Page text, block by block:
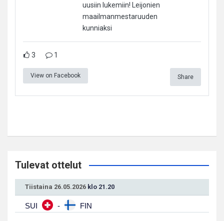
uusiin lukemiin! Leijonien
maailmanmestaruuden
kunniaksi
3 1
View on Facebook Share
Tulevat ottelut
Tiistaina 26.05.2026 klo 21.20
SUI - FIN